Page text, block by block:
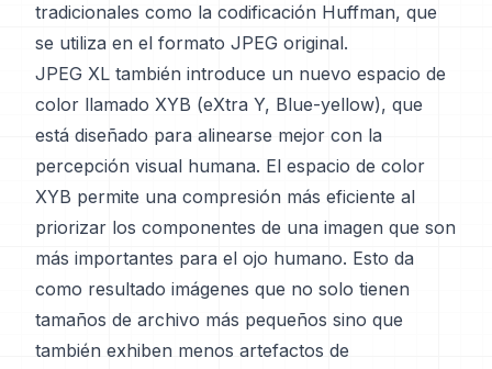
tradicionales como la codificación Huffman, que
se utiliza en el formato JPEG original.
JPEG XL también introduce un nuevo espacio de
color llamado XYB (eXtra Y, Blue-yellow), que
está diseñado para alinearse mejor con la
percepción visual humana. El espacio de color
XYB permite una compresión más eficiente al
priorizar los componentes de una imagen que son
más importantes para el ojo humano. Esto da
como resultado imágenes que no solo tienen
tamaños de archivo más pequeños sino que
también exhiben menos artefactos de